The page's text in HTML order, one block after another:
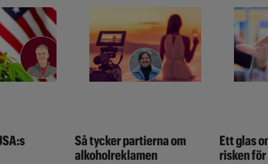
Så tycker partierna om
alkoholreklamen
Ett glas
risken